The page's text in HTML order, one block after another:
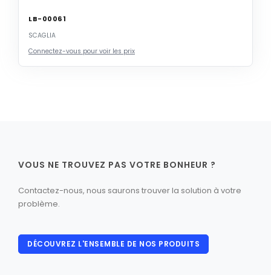
LB-00061
SCAGLIA
Connectez-vous pour voir les prix
VOUS NE TROUVEZ PAS VOTRE BONHEUR ?
Contactez-nous, nous saurons trouver la solution à votre
problème.
DÉCOUVREZ L'ENSEMBLE DE NOS PRODUITS